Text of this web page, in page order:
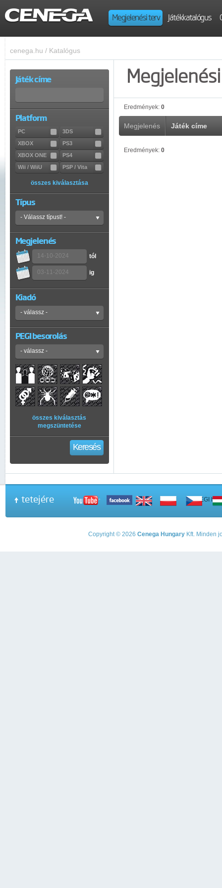
Megjelenési terv Játékkatalógus
cenega.hu / Katalógus
Játék címe
Platform
PC
3DS
XBOX
PS3
XBOX ONE
PS4
Wii / WiiU
PSP / Vita
összes kiválasztása
Típus
Megjelenés
tól
ig
Kiadó
PEGI besorolás
összes kiválasztás
megszüntetése
Keresés
Eredmények: 0
Megjelenés Játék címe
Eredmények: 0
tetejére A PEGI
Copyright © 2026 Cenega Hungary Kft. Minden